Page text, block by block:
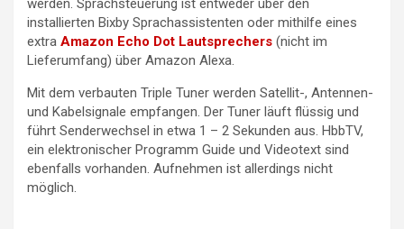
werden. Sprachsteuerung ist entweder über den
installierten Bixby Sprachassistenten oder mithilfe eines
extra Amazon Echo Dot Lautsprechers (nicht im
Lieferumfang) über Amazon Alexa.
Mit dem verbauten Triple Tuner werden Satellit-, Antennen-
und Kabelsignale empfangen. Der Tuner läuft flüssig und
führt Senderwechsel in etwa 1 – 2 Sekunden aus. HbbTV,
ein elektronischer Programm Guide und Videotext sind
ebenfalls vorhanden. Aufnehmen ist allerdings nicht
möglich.